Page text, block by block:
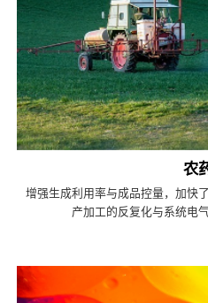
农
增强生成利用率与成品控量，加快
产加工的反复化与系统电